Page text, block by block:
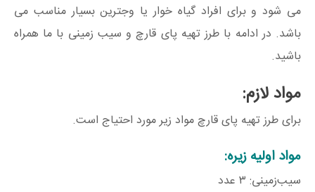
می شود و برای افراد گیاه خوار یا وجترین بسیار مناسب می
باشد. در ادامه با طرز تهیه پای قارچ و سیب زمینی با ما همراه
باشید.
مواد لازم:
برای طرز تهیه پای قارچ مواد زیر مورد احتیاج است.
مواد اولیه زیره:
سیب‌زمینی: ۳ عدد